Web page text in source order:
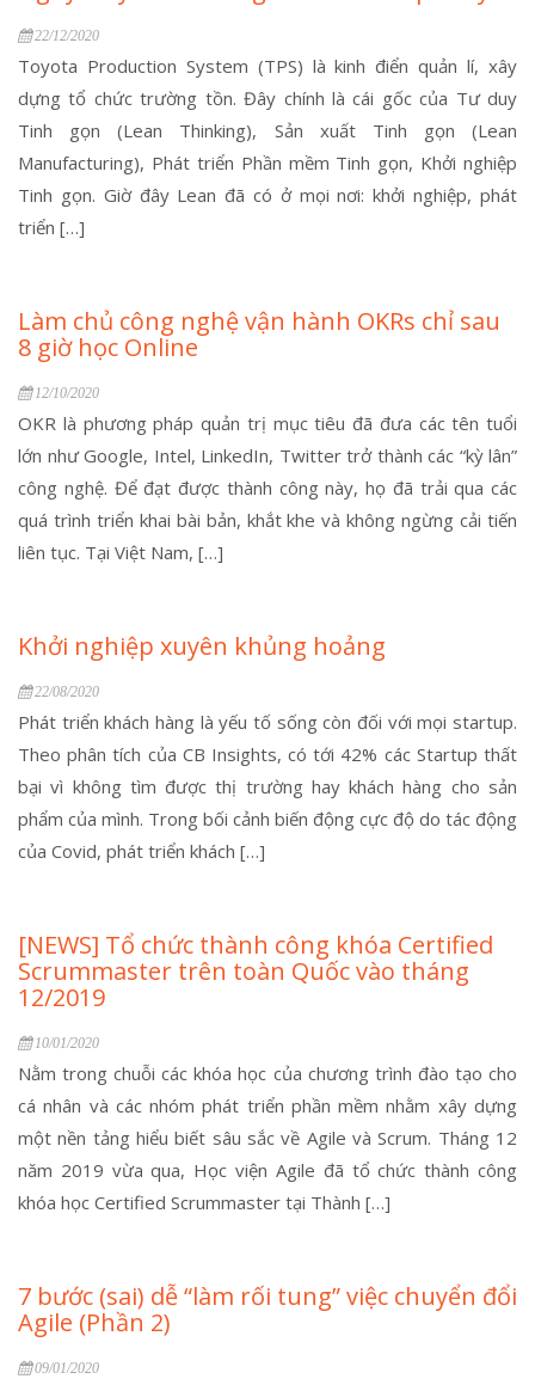
22/12/2020
Toyota Production System (TPS) là kinh điển quản lí, xây
dựng tổ chức trường tồn. Đây chính là cái gốc của Tư duy
Tinh gọn (Lean Thinking), Sản xuất Tinh gọn (Lean
Manufacturing), Phát triển Phần mềm Tinh gọn, Khởi nghiệp
Tinh gọn. Giờ đây Lean đã có ở mọi nơi: khởi nghiệp, phát
triển […]
Làm chủ công nghệ vận hành OKRs chỉ sau
8 giờ học Online
12/10/2020
OKR là phương pháp quản trị mục tiêu đã đưa các tên tuổi
lớn như Google, Intel, LinkedIn, Twitter trở thành các “kỳ lân”
công nghệ. Để đạt được thành công này, họ đã trải qua các
quá trình triển khai bài bản, khắt khe và không ngừng cải tiến
liên tục. Tại Việt Nam, […]
Khởi nghiệp xuyên khủng hoảng
22/08/2020
Phát triển khách hàng là yếu tố sống còn đối với mọi startup.
Theo phân tích của CB Insights, có tới 42% các Startup thất
bại vì không tìm được thị trường hay khách hàng cho sản
phẩm của mình. Trong bối cảnh biến động cực độ do tác động
của Covid, phát triển khách […]
[NEWS] Tổ chức thành công khóa Certified
Scrummaster trên toàn Quốc vào tháng
12/2019
10/01/2020
Nằm trong chuỗi các khóa học của chương trình đào tạo cho
cá nhân và các nhóm phát triển phần mềm nhằm xây dựng
một nền tảng hiểu biết sâu sắc về Agile và Scrum. Tháng 12
năm 2019 vừa qua, Học viện Agile đã tổ chức thành công
khóa học Certified Scrummaster tại Thành […]
7 bước (sai) dễ “làm rối tung” việc chuyển đổi
Agile (Phần 2)
09/01/2020